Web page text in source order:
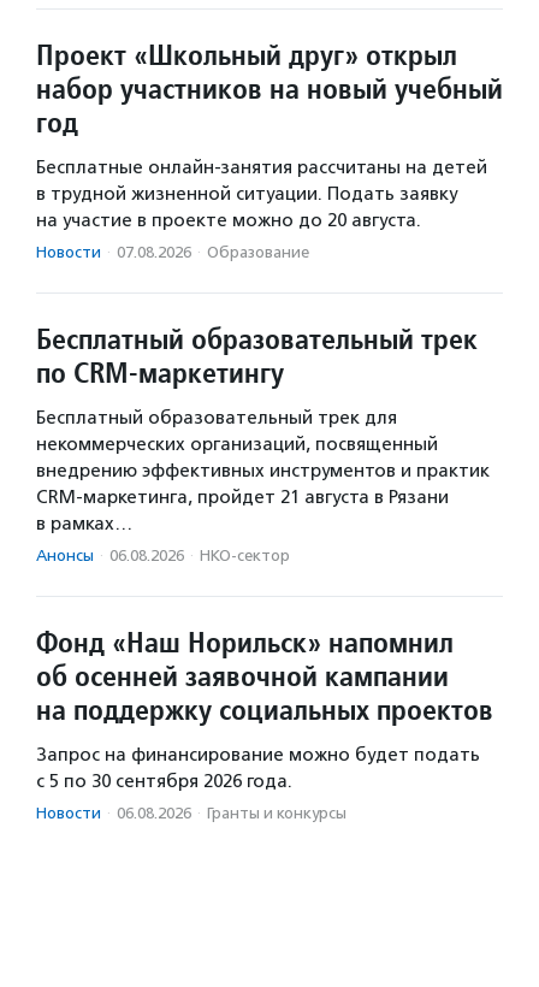
Проект «Школьный друг» открыл
набор участников на новый учебный
год
Бесплатные онлайн-занятия рассчитаны на детей
в трудной жизненной ситуации. Подать заявку
на участие в проекте можно до 20 августа.
Новости · 07.08.2026 · Образование
Бесплатный образовательный трек
по CRM-маркетингу
Бесплатный образовательный трек для
некоммерческих организаций, посвященный
внедрению эффективных инструментов и практик
CRM-маркетинга, пройдет 21 августа в Рязани
в рамках…
Анонсы · 06.08.2026 · НКО-сектор
Фонд «Наш Норильск» напомнил
об осенней заявочной кампании
на поддержку социальных проектов
Запрос на финансирование можно будет подать
с 5 по 30 сентября 2026 года.
Новости · 06.08.2026 · Гранты и конкурсы